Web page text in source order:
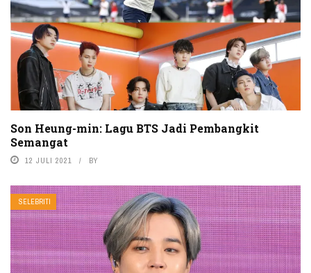
Son Heung-min: Lagu BTS Jadi Pembangkit
Semangat
12 JULI 2021 BY
SELEBRITI